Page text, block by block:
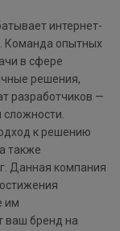
интернет-
Команда опытных
в сфере
решения,
разработчиков —
к решению
также
Данная компания
им
ваш бренд на